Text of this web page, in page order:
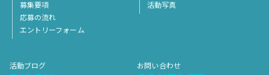
募集要項
応募の流れ
エントリーフォーム
活動写真
活動ブログ お問い合わせ